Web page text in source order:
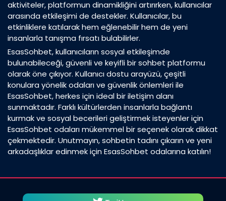
aktiviteler, platformun dinamikliğini artırırken, kullanıcılar
arasında etkileşimi de destekler. Kullanıcılar, bu
etkinliklere katılarak hem eğlenebilir hem de yeni
insanlarla tanışma fırsatı bulabilirler.
EsasSohbet, kullanıcıların sosyal etkileşimde
bulunabileceği, güvenli ve keyifli bir sohbet platformu
olarak öne çıkıyor. Kullanıcı dostu arayüzü, çeşitli
konulara yönelik odaları ve güvenlik önlemleri ile
EsasSohbet, herkes için ideal bir iletişim alanı
sunmaktadır. Farklı kültürlerden insanlarla bağlantı
kurmak ve sosyal becerileri geliştirmek isteyenler için
EsasSohbet odaları mükemmel bir seçenek olarak dikkat
çekmektedir. Unutmayın, sohbetin tadını çıkarın ve yeni
arkadaşlıklar edinmek için EsasSohbet odalarına katılın!